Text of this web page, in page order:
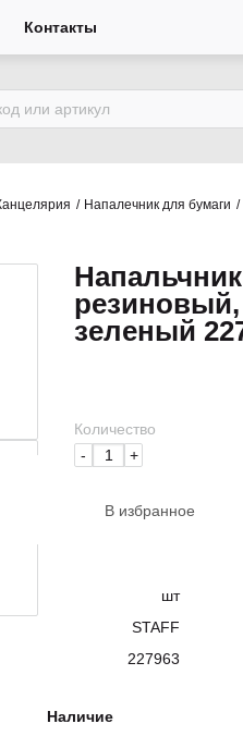
Контакты
Напалечник для бумаги
зеленый
Количество
-
+
В избранное
шт
STAFF
227963
Наличие